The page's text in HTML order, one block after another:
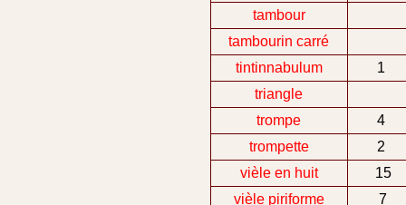
tambour
tambourin carré
tintinnabulum
1
triangle
trompe
4
trompette
2
vièle en huit
15
vièle piriforme
7